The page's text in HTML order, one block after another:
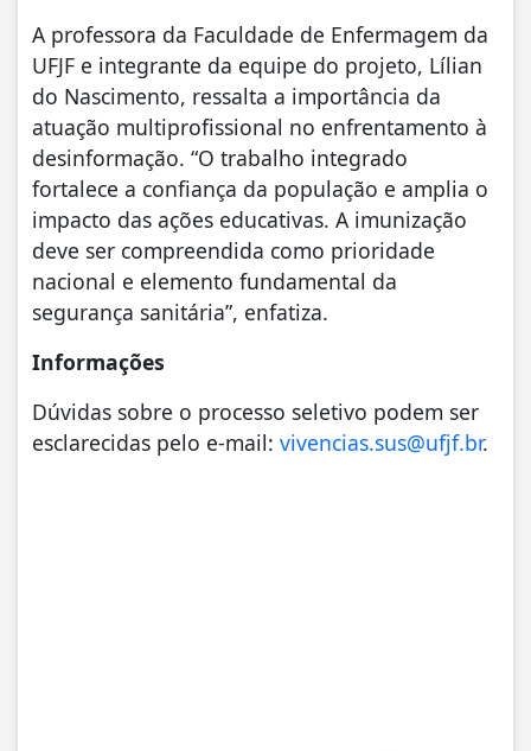
A professora da Faculdade de Enfermagem da
UFJF e integrante da equipe do projeto, Lílian
do Nascimento, ressalta a importância da
atuação multiprofissional no enfrentamento à
desinformação. “O trabalho integrado
fortalece a confiança da população e amplia o
impacto das ações educativas. A imunização
deve ser compreendida como prioridade
nacional e elemento fundamental da
segurança sanitária”, enfatiza.
Informações
Dúvidas sobre o processo seletivo podem ser
esclarecidas pelo e-mail: vivencias.sus@ufjf.br.